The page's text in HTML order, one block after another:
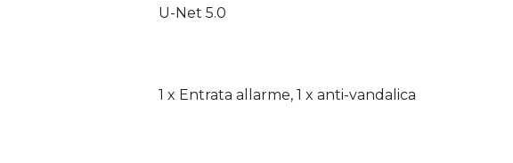
U-Net 5.0
1 x Entrata allarme, 1 x anti-vandalica